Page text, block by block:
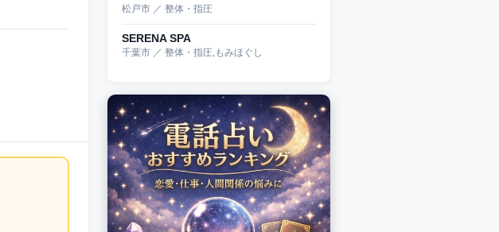
松戸市 ／ 整体・指圧
SERENA SPA
千葉市 ／ 整体・指圧,もみほぐし